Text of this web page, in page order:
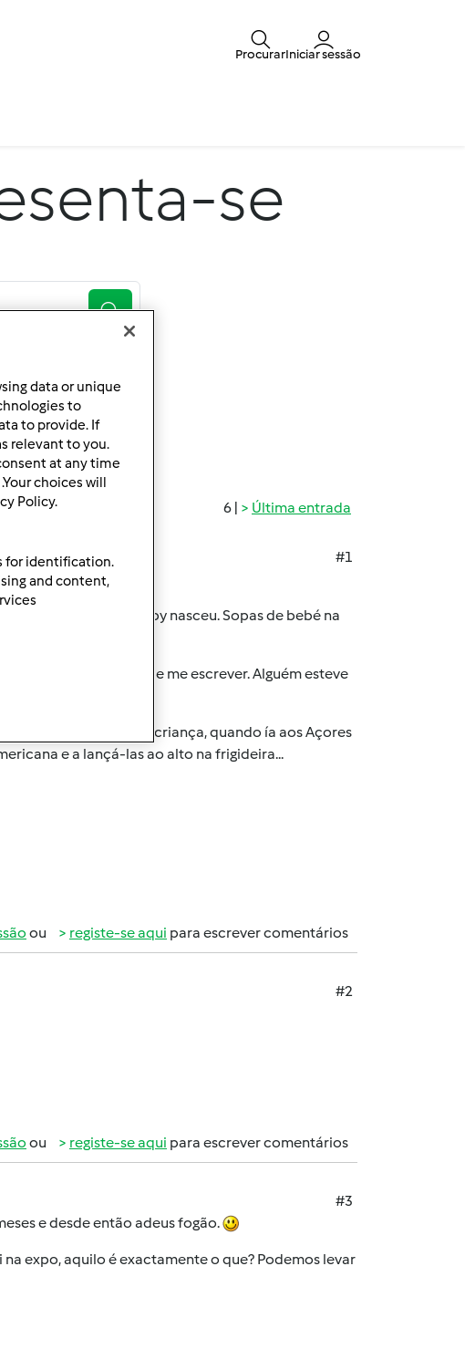
ProcurarIniciar sessão
se
6 | Última entrada
#1
quando a minha baby nasceu. Sopas de bebé na
Não pude deixar de me escrever. Alguém esteve
meu imaginário em criança, quando ía aos Açores
e a lançá-las ao alto na frigideira...
ou registe-se aqui para escrever comentários
#2
ou registe-se aqui para escrever comentários
#3
e desde então adeus fogão.
expo, aquilo é exactamente o que? Podemos levar
data or unique
to
to provide. If
relevant to you.
at any time
choices will
Policy.
for identification.
and content,